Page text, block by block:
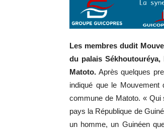
Les membres dudit
du palais
Matoto. Après quelques
indiqué que le
commune de Matoto. « Qui
pays la République de
un homme, un Guinéen